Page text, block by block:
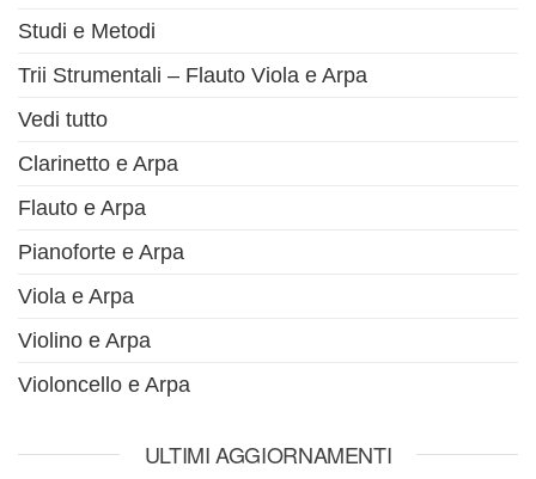
Studi e Metodi
Trii Strumentali – Flauto Viola e Arpa
Vedi tutto
Clarinetto e Arpa
Flauto e Arpa
Pianoforte e Arpa
Viola e Arpa
Violino e Arpa
Violoncello e Arpa
ULTIMI AGGIORNAMENTI